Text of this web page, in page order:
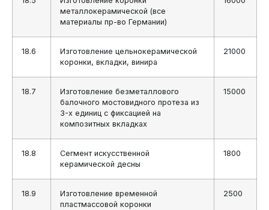
металлокерамической (все
материалы пр-во Германии)
18.6
Изготовление цельнокерамической
коронки, вкладки, винира
21000
18.7
Изготовление безметаллового
балочного мостовидного протеза из
3-х единиц с фиксацией на
композитных вкладках
15000
18.8
Сегмент искусственной
керамической десны
1800
18.9
Изготовление временной
пластмассовой коронки
2500